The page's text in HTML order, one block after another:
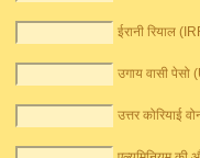
ईरानी रियाल
उगाय वासी पेसो
उत्तर कोरियाई